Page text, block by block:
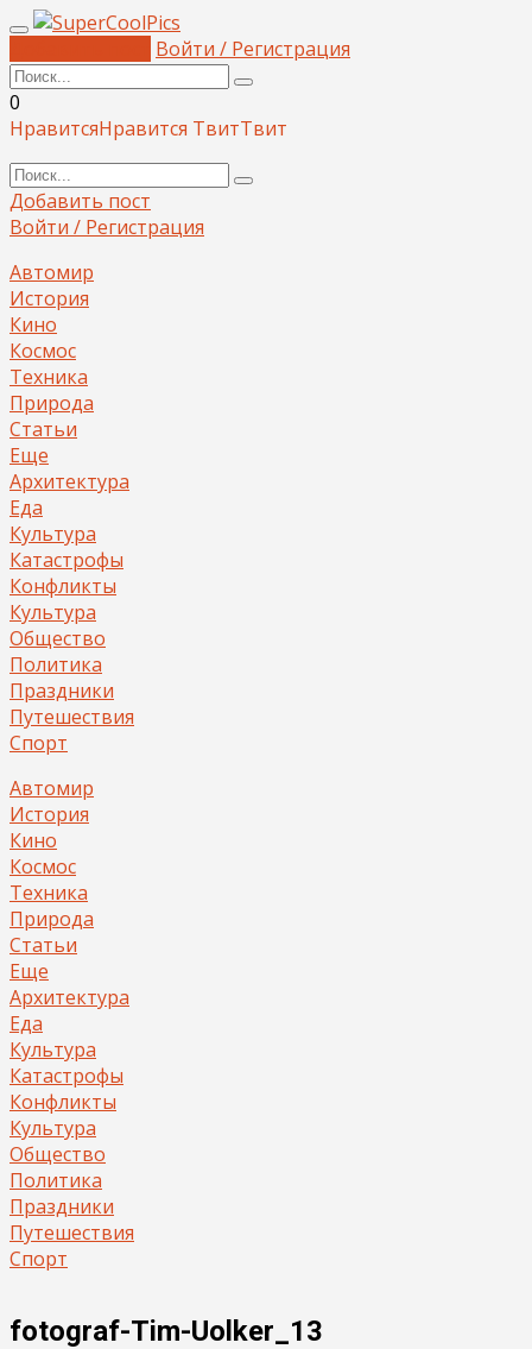
Войти / Регистрация
0
НравитсяНравится ТвитТвит
Добавить пост
Войти / Регистрация
Автомир
История
Кино
Космос
Техника
Природа
Статьи
Еще
Архитектура
Еда
Культура
Катастрофы
Конфликты
Культура
Общество
Политика
Праздники
Путешествия
Спорт
Автомир
История
Кино
Космос
Техника
Природа
Статьи
Еще
Архитектура
Еда
Культура
Катастрофы
Конфликты
Культура
Общество
Политика
Праздники
Путешествия
Спорт
fotograf-Tim-Uolker_13